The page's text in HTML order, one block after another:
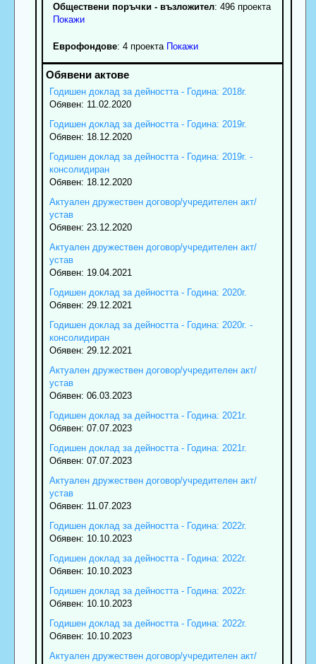
Обществени поръчки - възложител: 496 проекта
Покажи
Еврофондове: 4 проекта Покажи
Годишен доклад за дейността - Година: 2018г.
Обявен: 11.02.2020
Годишен доклад за дейността - Година: 2019г.
Обявен: 18.12.2020
Годишен доклад за дейността - Година: 2019г. -
консолидиран
Обявен: 18.12.2020
Актуален дружествен договор/учредителен акт/
устав
Обявен: 23.12.2020
Актуален дружествен договор/учредителен акт/
устав
Обявен: 19.04.2021
Годишен доклад за дейността - Година: 2020г.
Обявен: 29.12.2021
Годишен доклад за дейността - Година: 2020г. -
консолидиран
Обявен: 29.12.2021
Актуален дружествен договор/учредителен акт/
устав
Обявен: 06.03.2023
Годишен доклад за дейността - Година: 2021г.
Обявен: 07.07.2023
Годишен доклад за дейността - Година: 2021г.
Обявен: 07.07.2023
Актуален дружествен договор/учредителен акт/
устав
Обявен: 11.07.2023
Годишен доклад за дейността - Година: 2022г.
Обявен: 10.10.2023
Годишен доклад за дейността - Година: 2022г.
Обявен: 10.10.2023
Годишен доклад за дейността - Година: 2022г.
Обявен: 10.10.2023
Годишен доклад за дейността - Година: 2022г.
Обявен: 10.10.2023
Актуален дружествен договор/учредителен акт/